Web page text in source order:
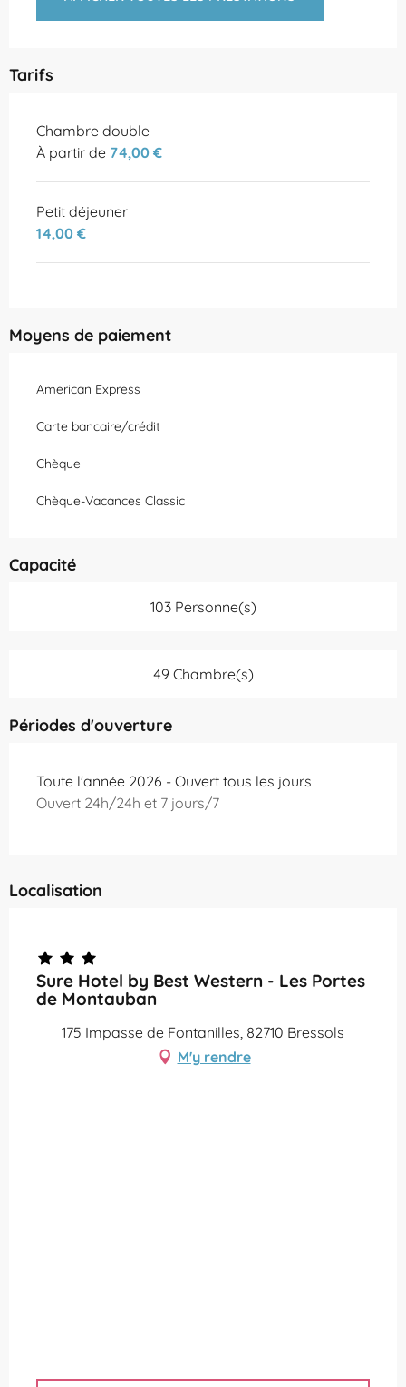
Tarifs
Tarifs 2026
Chambre double
À partir de 74,00 €
Petit déjeuner
14,00 €
Moyens de paiement
American Express
Carte bancaire/crédit
Chèque
Chèque-Vacances Classic
Capacité
103 Personne(s)
49 Chambre(s)
Périodes d'ouverture
Toute l'année 2026 - Ouvert tous les jours
Ouvert 24h/24h et 7 jours/7
Localisation
Sure Hotel by Best Western - Les Portes
de Montauban
175 Impasse de Fontanilles, 82710 Bressols
M'y rendre